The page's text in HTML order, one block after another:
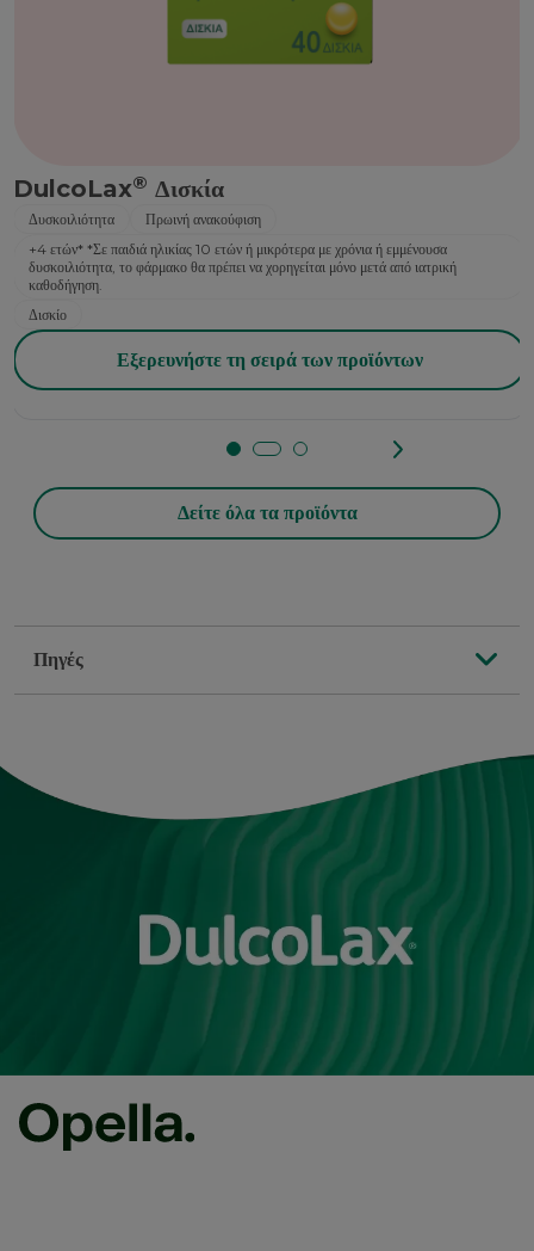
DulcoLax® Δισκία
Δυσκοιλιότητα
Πρωινή ανακούφιση
+4 ετών* *Σε παιδιά ηλικίας 10 ετών ή μικρότερα με χρόνια ή εμμένουσα
δυσκοιλιότητα, το φάρμακο θα πρέπει να χορηγείται μόνο μετά από ιατρική
καθοδήγηση.
Δισκίο
Εξερευνήστε τη σειρά των προϊόντων
Δείτε όλα τα προϊόντα
Πηγές